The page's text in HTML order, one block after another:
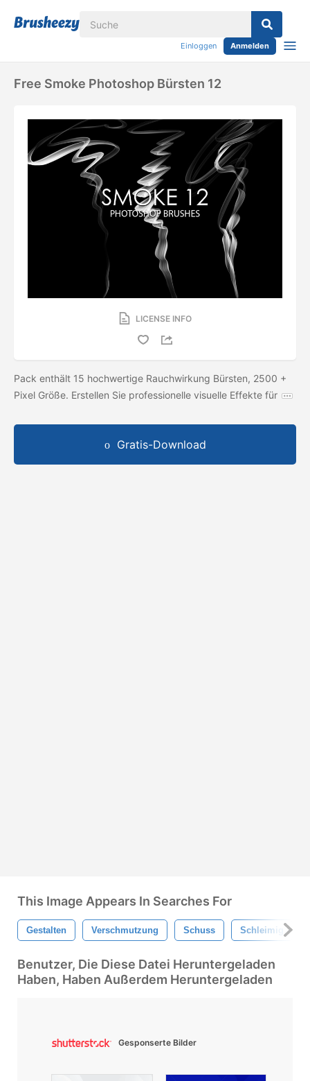
Einloggen Anmelden
Free Smoke Photoshop Bürsten 12
LICENSE INFO
Pack enthält 15 hochwertige Rauchwirkung Bürsten, 2500 +
Pixel Größe. Erstellen Sie professionelle visuelle Effekte für
Gratis-Download
This Image Appears In Searches For
Gestalten Verschmutzung Schuss Schleimig
Benutzer, Die Diese Datei Heruntergeladen
Haben, Haben Außerdem Heruntergeladen
Gesponserte Bilder